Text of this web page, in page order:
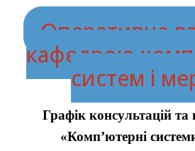
Оперативна
кафедрою
систем і
Графік консультацій та
«Комп’ютерні